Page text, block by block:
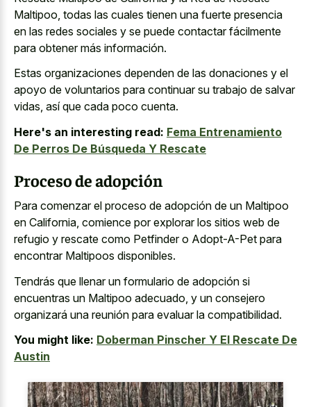
Maltipoo, todas las cuales tienen una fuerte presencia
en las redes sociales y se puede contactar fácilmente
para obtener más información.
Estas organizaciones dependen de las donaciones y el
apoyo de voluntarios para continuar su trabajo de salvar
vidas, así que cada poco cuenta.
Here's an interesting read: Fema Entrenamiento
De Perros De Búsqueda Y Rescate
Proceso de adopción
Para comenzar el proceso de adopción de un Maltipoo
en California, comience por explorar los sitios web de
refugio y rescate como Petfinder o Adopt-A-Pet para
encontrar Maltipoos disponibles.
Tendrás que llenar un formulario de adopción si
encuentras un Maltipoo adecuado, y un consejero
organizará una reunión para evaluar la compatibilidad.
You might like: Doberman Pinscher Y El Rescate De
Austin